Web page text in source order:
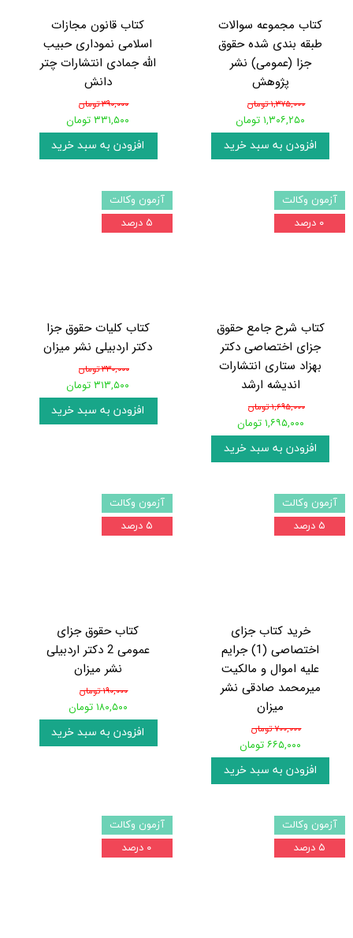
کتاب مجموعه سوالات
طبقه بندی شده حقوق
جزا (عمومی) نشر
پژوهش
۱,۳۷۵,۰۰۰ تومان
۱,۳۰۶,۲۵۰ تومان
افزودن به سبد خرید
کتاب قانون مجازات
اسلامی نموداری حبیب
الله جمادی انتشارات چتر
دانش
۳۹۰,۰۰۰ تومان
۳۳۱,۵۰۰ تومان
افزودن به سبد خرید
کتاب شرح جامع حقوق
جزای اختصاصی دکتر
بهزاد ستاری انتشارات
اندیشه ارشد
۱,۶۹۵,۰۰۰ تومان
۱,۶۹۵,۰۰۰ تومان
افزودن به سبد خرید
آزمون وکالت
۰ درصد
کتاب کلیات حقوق جزا
دکتر اردبیلی نشر میزان
۳۳۰,۰۰۰ تومان
۳۱۳,۵۰۰ تومان
افزودن به سبد خرید
آزمون وکالت
۵ درصد
خرید کتاب جزای
اختصاصی (1) جرایم
علیه اموال و مالکیت
میرمحمد صادقی نشر
میزان
۷۰۰,۰۰۰ تومان
۶۶۵,۰۰۰ تومان
افزودن به سبد خرید
آزمون وکالت
۵ درصد
کتاب حقوق جزای
عمومی 2 دکتر اردبیلی
نشر میزان
۱۹۰,۰۰۰ تومان
۱۸۰,۵۰۰ تومان
افزودن به سبد خرید
آزمون وکالت
۵ درصد
آزمون وکالت
۵ درصد
آزمون وکالت
۰ درصد